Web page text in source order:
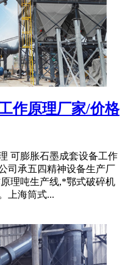
作原理厂家/价格
可膨胀石墨成套设备工作
司承五四精神设备生产厂
理吨生产线,*鄂式破碎机
上海筒式...